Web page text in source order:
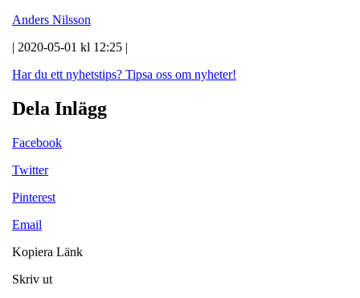
Anders Nilsson
| 2020-05-01 kl 12:25 |
Har du ett nyhetstips? Tipsa oss om nyheter!
Dela Inlägg
Facebook
Twitter
Pinterest
Email
Kopiera Länk
Skriv ut